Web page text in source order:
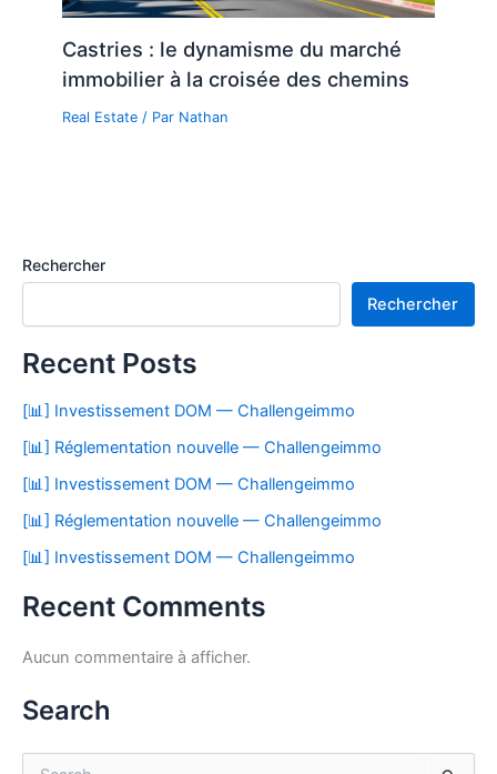
Castries : le dynamisme du marché
immobilier à la croisée des chemins
Real Estate / Par Nathan
Rechercher
Rechercher
Recent Posts
[📊] Investissement DOM — Challengeimmo
[📊] Réglementation nouvelle — Challengeimmo
[📊] Investissement DOM — Challengeimmo
[📊] Réglementation nouvelle — Challengeimmo
[📊] Investissement DOM — Challengeimmo
Recent Comments
Aucun commentaire à afficher.
Search